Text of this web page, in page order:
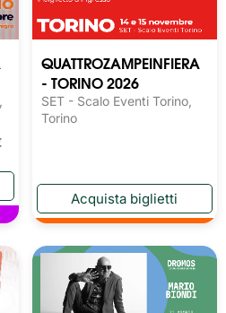
QUATTROZAMPEINFIERA
- TORINO 2026
SET - Scalo Eventi Torino,
Torino